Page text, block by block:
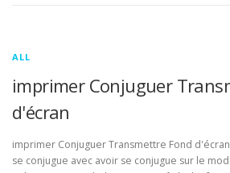
ALL
imprimer Conjuguer
d'écran
imprimer Conjuguer Transmettre Fond
se conjugue avec avoir se conjugue sur le